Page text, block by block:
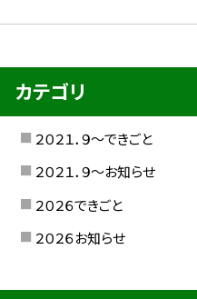
カテゴリ
２０２１．９〜できごと
２０２１．９〜お知らせ
２０２６できごと
２０２６お知らせ